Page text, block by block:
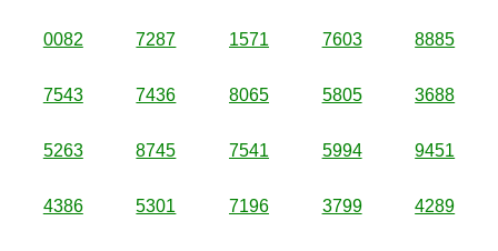
0082 7287 1571 7603 8885
7543 7436 8065 5805 3688
5263 8745 7541 5994 9451
4386 5301 7196 3799 4289